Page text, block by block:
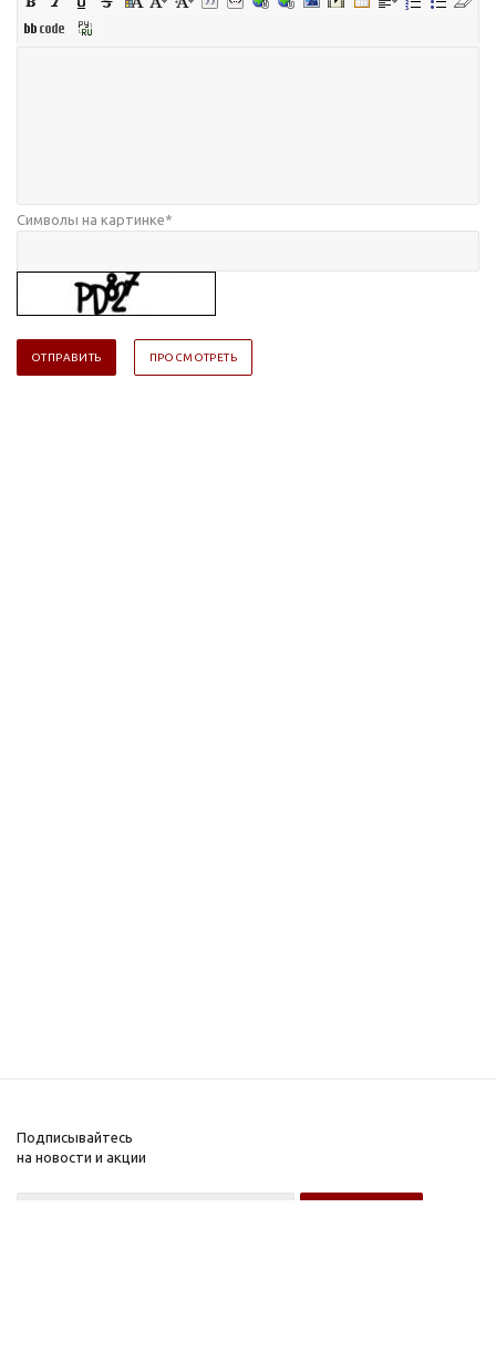
Символы на картинке*
Подписывайтесь
на новости и акции